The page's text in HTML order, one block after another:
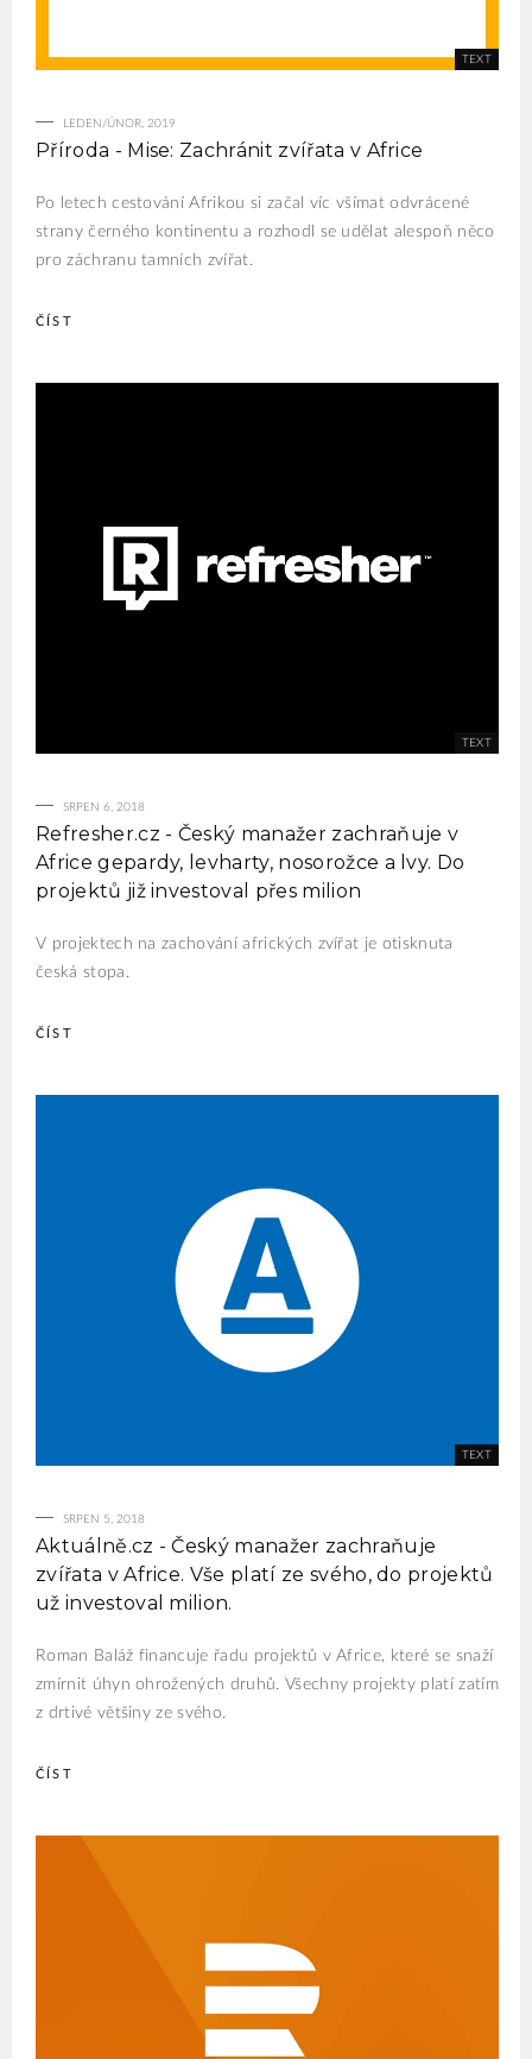
LEDEN/ÚNOR, 2019
Příroda - Mise: Zachránit zvířata v Africe
Po letech cestování Afrikou si začal víc všímat odvrácené
strany černého kontinentu a rozhodl se udělat alespoň něco
pro záchranu tamních zvířat.
ČÍST
SRPEN 6, 2018
Refresher.cz - Český manažer zachraňuje v
Africe gepardy, levharty, nosorožce a lvy. Do
projektů již investoval přes milion
V projektech na zachování afrických zvířat je otisknuta
česká stopa.
ČÍST
SRPEN 5, 2018
Aktuálně.cz - Český manažer zachraňuje
zvířata v Africe. Vše platí ze svého, do projektů
už investoval milion.
Roman Baláž financuje řadu projektů v Africe, které se snaží
zmírnit úhyn ohrožených druhů. Všechny projekty platí zatím
z drtivé většiny ze svého.
ČÍST